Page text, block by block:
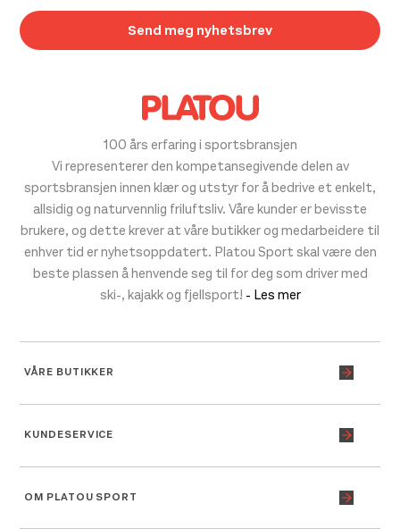
100 års erfaring i sportsbransjen
Vi representerer den kompetansegivende delen av
sportsbransjen innen klær og utstyr for å bedrive et enkelt,
allsidig og naturvennlig friluftsliv. Våre kunder er bevisste
brukere, og dette krever at våre butikker og medarbeidere til
enhver tid er nyhetsoppdatert. Platou Sport skal være den
beste plassen å henvende seg til for deg som driver med
ski-, kajakk og fjellsport! - Les mer
VÅRE BUTIKKER
KUNDESERVICE
OM PLATOU SPORT